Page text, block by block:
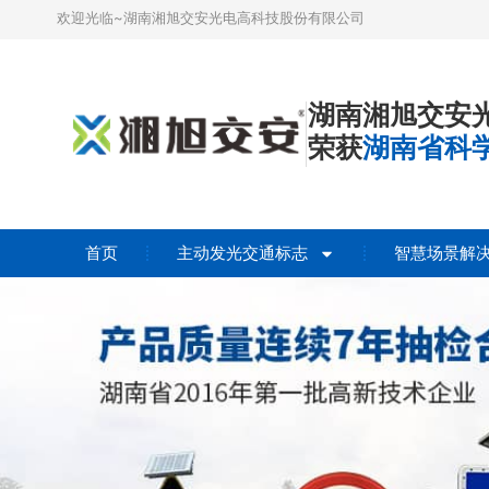
欢迎光临~湖南湘旭交安光电高科技股份有限公司
湖南湘旭交安
荣获湖南省科
首页 主动发光交通标志 智慧场景解